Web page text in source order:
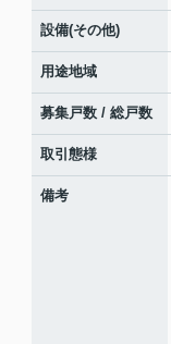
設備(その他)
用途地域
募集戸数 / 総戸数
取引態様
備考